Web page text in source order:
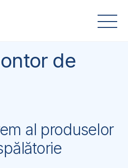
de
al produselor